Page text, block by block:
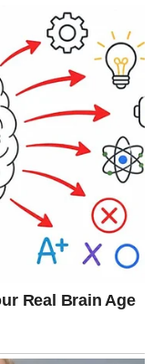
a to presecanje ti
zdravo za gotovo.